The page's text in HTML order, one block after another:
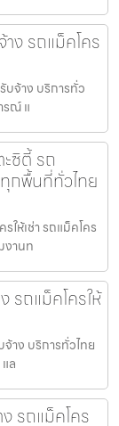
าง รถแม็คโคร
บจ้าง บริการทั่ว
รณ์ แ
ซิตี้ รถ
ทุกพื้นที่ทั่วไทย
ห้เช่า รถแม็คโคร
งานท
รถแม็คโครให้
จ้าง บริการทั่วไทย
ล
รถแม็คโคร